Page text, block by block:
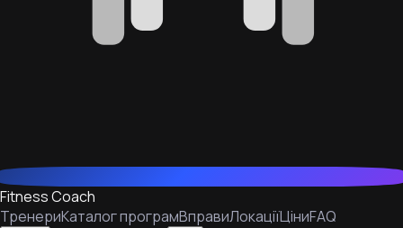
Fitness Coach
ТренериКаталог програмВправиЛокаціїЦіниFAQ